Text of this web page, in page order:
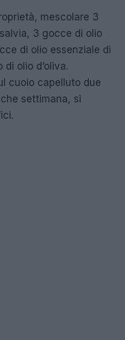
mescolare 3
3 gocce di olio
di olio essenziale di
olio d’oliva.
cuoio capelluto due
settimana, si